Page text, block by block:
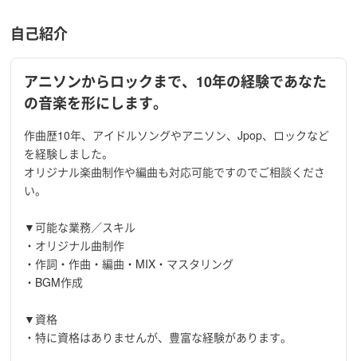
自己紹介
アニソンからロックまで、10年の経験であなた
の音楽を形にします。
作曲歴10年、アイドルソングやアニソン、Jpop、ロックなど
を経験しました。
オリジナル楽曲制作や編曲も対応可能ですのでご相談くださ
い。
▼可能な業務／スキル
・オリジナル曲制作
・作詞・作曲・編曲・MIX・マスタリング
・BGM作成
▼資格
・特に資格はありませんが、豊富な経験があります。